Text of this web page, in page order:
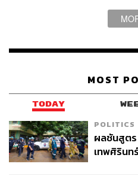
MOST
TODAY
POLITICS
ผลชันสูตร
เทพศิรินท